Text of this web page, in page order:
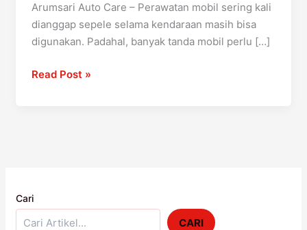
Arumsari Auto Care – Perawatan mobil sering kali
dianggap sepele selama kendaraan masih bisa
digunakan. Padahal, banyak tanda mobil perlu […]
Diabaikan
dan
Berisiko
Mesin
Read Post »
Cari
CARI